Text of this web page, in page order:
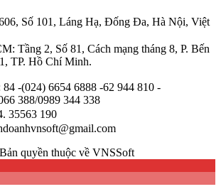
Số 101, Láng Hạ, Đống Đa, Hà Nội, Việt
Tầng 2, Số 81, Cách mạng tháng 8, P. Bến
TP. Hồ Chí Minh.
-(024) 6654 6888 -62 944 810 -
388/0989 344 338
35563 190
quyền thuộc về VNSSoft